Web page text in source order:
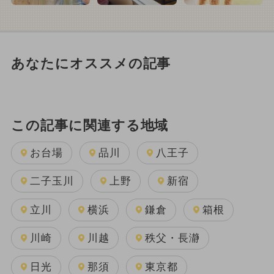
あなたにオススメの記事
この記事に関連する地域
お台場 品川 八王子
二子玉川 上野 新宿
立川 横浜 鎌倉 箱根
川崎 川越 秩父・長瀞
日光 那須 東京都